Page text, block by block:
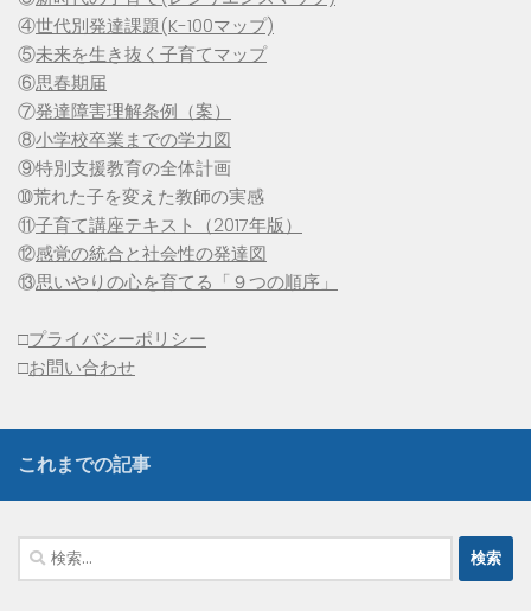
④世代別発達課題(K-100マップ)
⑤未来を生き抜く子育てマップ
⑥思春期届
⑦発達障害理解条例（案）
⑧小学校卒業までの学力図
⑨特別支援教育の全体計画
➉荒れた子を変えた教師の実感
⑪子育て講座テキスト（2017年版）
⑫感覚の統合と社会性の発達図
⑬思いやりの心を育てる「９つの順序」
□プライバシーポリシー
□お問い合わせ
これまでの記事
検
索: